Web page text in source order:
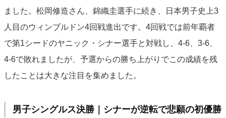
ました。松岡修造さん、錦織圭選手に続き、日本男子史上3
人目のウィンブルドン4回戦進出です。4回戦では前年覇者
で第1シードのヤニック・シナー選手と対戦し、4-6、3-6、
4-6で敗れましたが、予選からの勝ち上がりでこの成績を残
したことは大きな注目を集めました。
男子シングルス決勝｜シナーが逆転で悲願の初優勝